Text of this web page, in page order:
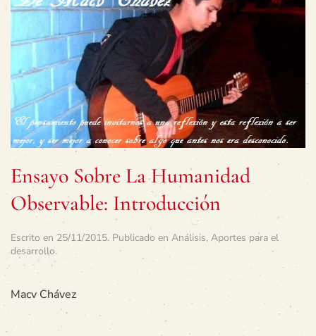
Ensayo Sobre La Humanidad
Observable: Introducción
Escrito en 25/11/2015. Publicado en Análisis, Aportes para el
desarrollo.
Macv Chávez